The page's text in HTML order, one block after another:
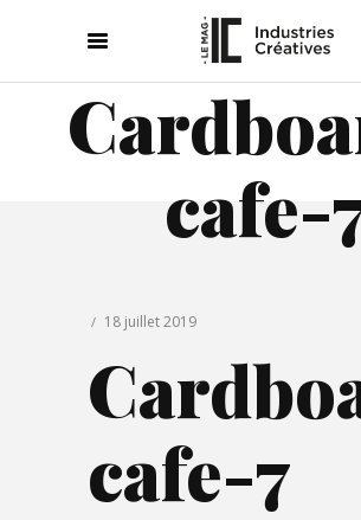
cafe-
18 juillet 2019
cafe-7